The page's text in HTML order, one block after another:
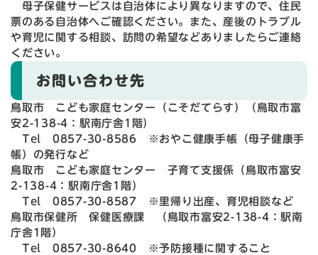
母子保健サービスは自治体により異なりますので、住民
票のある自治体へご確認ください。また、産後のトラブル
や育児に関する相談、訪問の希望などありましたらご連絡
ください。
お問い合わせ先
鳥取市 こども家庭センター（こそだてらす）（鳥取市富
安2-138-4：駅南庁舎1階）
Tel 0857-30-8586 ※おやこ健康手帳（母子健康手
帳）の発行など
鳥取市 こども家庭センター 子育て支援係（鳥取市富安
2-138-4：駅南庁舎1階）
Tel 0857-30-8587 ※里帰り出産、育児相談など
鳥取市保健所 保健医療課 （鳥取市富安2-138-4：駅南
庁舎1階）
Tel 0857-30-8640 ※予防接種に関すること